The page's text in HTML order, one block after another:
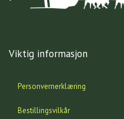
Viktig informasjon
Personvernerklæring
Bestillingsvilkår